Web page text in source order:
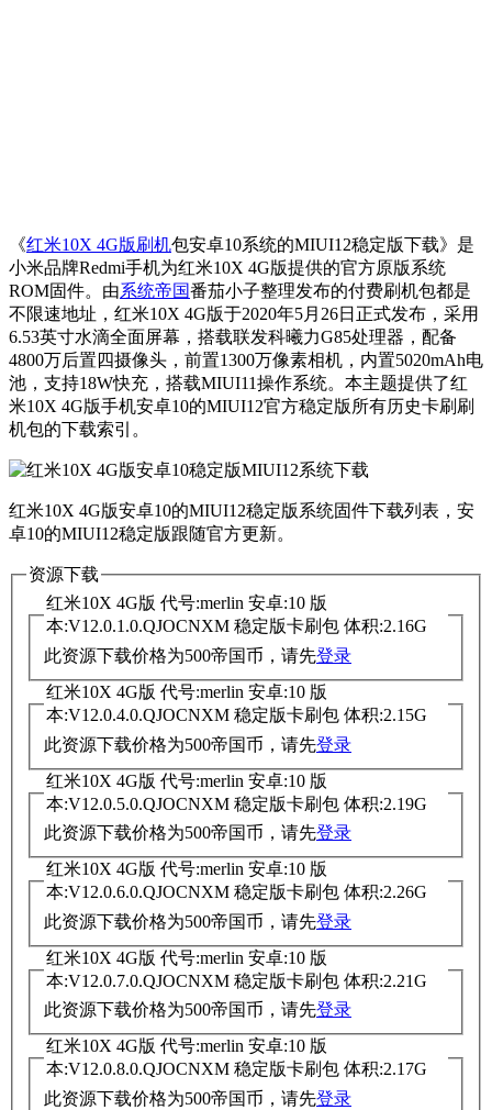
《红米10X 4G版刷机包安卓10系统的MIUI12稳定版下载》是
小米品牌Redmi手机为红米10X 4G版提供的官方原版系统
ROM固件。由系统帝国番茄小子整理发布的付费刷机包都是
不限速地址，红米10X 4G版于2020年5月26日正式发布，采用
6.53英寸水滴全面屏幕，搭载联发科曦力G85处理器，配备
4800万后置四摄像头，前置1300万像素相机，内置5020mAh电
池，支持18W快充，搭载MIUI11操作系统。本主题提供了红
米10X 4G版手机安卓10的MIUI12官方稳定版所有历史卡刷刷
机包的下载索引。
红米10X 4G版安卓10的MIUI12稳定版系统固件下载列表，安
卓10的MIUI12稳定版跟随官方更新。
资源下载
红米10X 4G版 代号:merlin 安卓:10 版
本:V12.0.1.0.QJOCNXM 稳定版卡刷包 体积:2.16G
此资源下载价格为500帝国币，请先登录
红米10X 4G版 代号:merlin 安卓:10 版
本:V12.0.4.0.QJOCNXM 稳定版卡刷包 体积:2.15G
此资源下载价格为500帝国币，请先登录
红米10X 4G版 代号:merlin 安卓:10 版
本:V12.0.5.0.QJOCNXM 稳定版卡刷包 体积:2.19G
此资源下载价格为500帝国币，请先登录
红米10X 4G版 代号:merlin 安卓:10 版
本:V12.0.6.0.QJOCNXM 稳定版卡刷包 体积:2.26G
此资源下载价格为500帝国币，请先登录
红米10X 4G版 代号:merlin 安卓:10 版
本:V12.0.7.0.QJOCNXM 稳定版卡刷包 体积:2.21G
此资源下载价格为500帝国币，请先登录
红米10X 4G版 代号:merlin 安卓:10 版
本:V12.0.8.0.QJOCNXM 稳定版卡刷包 体积:2.17G
此资源下载价格为500帝国币，请先登录